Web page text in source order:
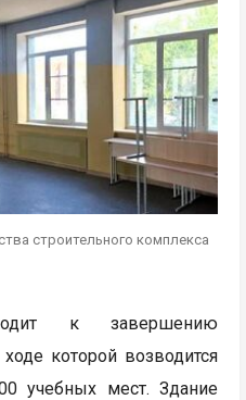
строительного комплекса
к завершению
которой возводится
учебных мест. Здание